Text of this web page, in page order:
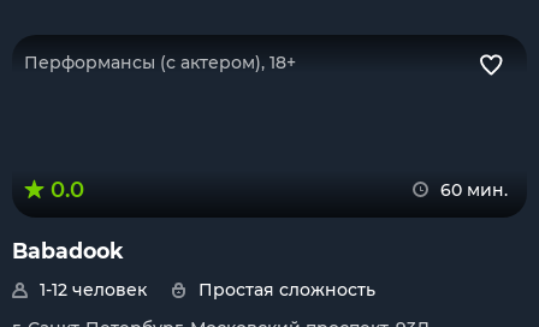
Перформансы (с актером), 18+
0.0 60 мин.
Babadook
1-12 человек
Простая сложность